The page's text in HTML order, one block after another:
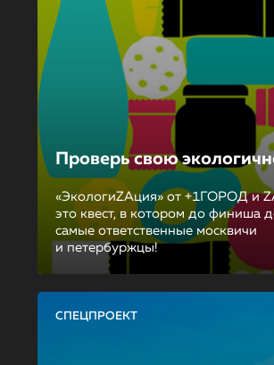
Проверь свою
«ЭкологиZAция» от +1ГОРОД и
это квест, в котором до финиша
самые ответственные москвичи
и петербуржцы!
СПЕЦПРОЕКТ